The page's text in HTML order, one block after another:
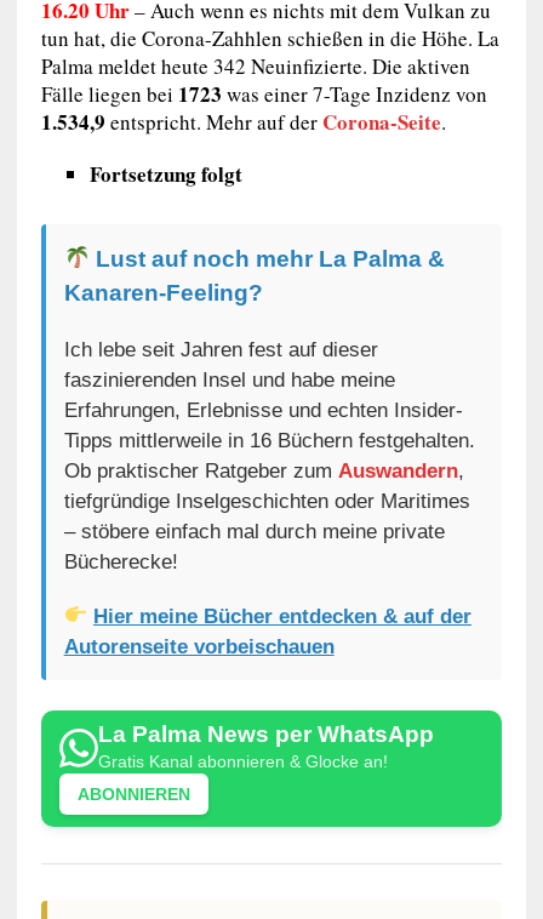
16.20 Uhr– Auch wenn es nichts mit dem Vulkan zu
tun hat, die Corona-Zahhlen schießen in die Höhe. La
Palma meldet heute 342 Neuinfizierte. Die aktiven
Fälle liegen bei 1723 was einer 7-Tage Inzidenz von
1.534,9 entspricht. Mehr auf der Corona-Seite.
Fortsetzung folgt
Lust auf noch mehr La Palma &
Kanaren-Feeling?
Ich lebe seit Jahren fest auf dieser
faszinierenden Insel und habe meine
Erfahrungen, Erlebnisse und echten Insider-
Tipps mittlerweile in 16 Büchern festgehalten.
Ob praktischer Ratgeber zum Auswandern,
tiefgründige Inselgeschichten oder Maritimes
– stöbere einfach mal durch meine private
Bücherecke!
Hier meine Bücher entdecken & auf der
Autorenseite vorbeischauen
La Palma News per WhatsApp
Gratis Kanal abonnieren & Glocke an!
ABONNIEREN